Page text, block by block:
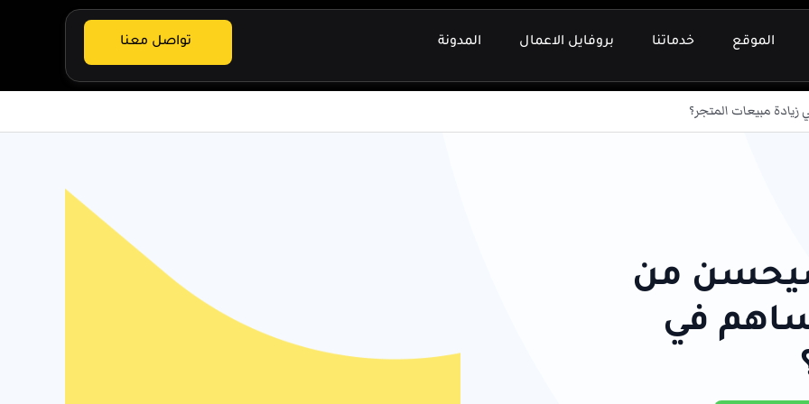
الموقع خدماتنا بروفايل الاعمال المدونة تواصل معنا
مبيعات المتجر؟
من
في